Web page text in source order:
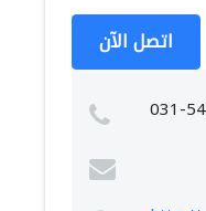
اتصل الآن
031-